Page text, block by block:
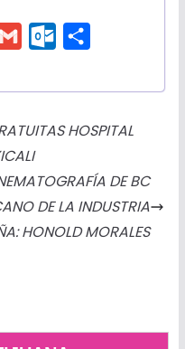
a
t
o
k
.
m
r
t
i
HOSPITAL
DE BC
DE LA INDUSTRIA
HONOLD MORALES